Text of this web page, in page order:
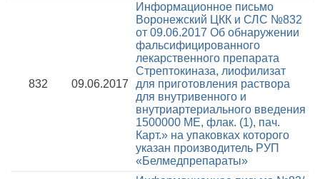
832 09.06.2017
Информационное письмо
Воронежский ЦКК и СЛС №832
от 09.06.2017 Об обнаружении
фальсифицированного
лекарственного препарата
Стрептокиназа, лиофилизат
для приготовления раствора
для внутривенного и
внутриартериального введения
1500000 МЕ, флак. (1), пач.
Карт.» на упаковках которого
указан производитель РУП
«Белмедпрепараты»